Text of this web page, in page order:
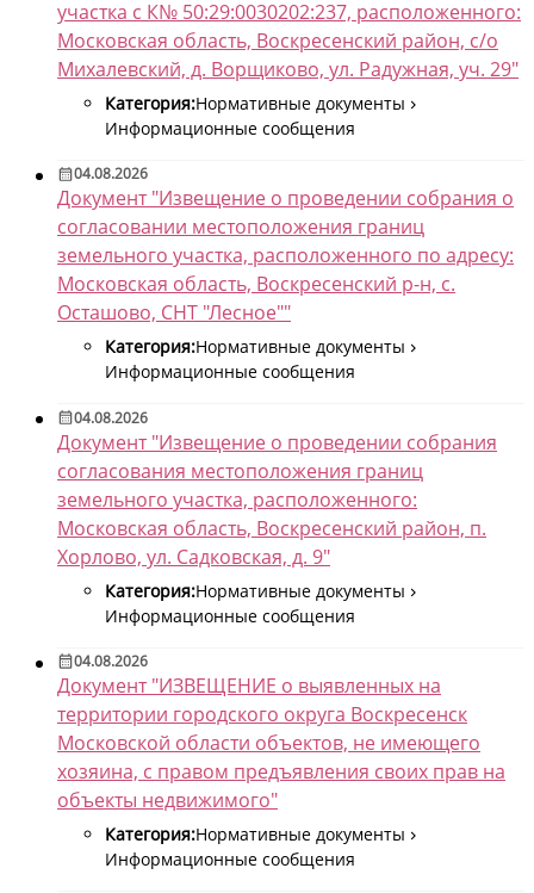
участка с К№ 50:29:0030202:237, расположенного:
Московская область, Воскресенский район, с/о
Михалевский, д. Ворщиково, ул. Радужная, уч. 29"
Категория:Нормативные документы
Информационные сообщения
04.08.2026
Документ "Извещение о проведении собрания о
согласовании местоположения границ
земельного участка, расположенного по адресу:
Московская область, Воскресенский р-н, с.
Осташово, СНТ "Лесное""
Категория:Нормативные документы
Информационные сообщения
04.08.2026
Документ "Извещение о проведении собрания
согласования местоположения границ
земельного участка, расположенного:
Московская область, Воскресенский район, п.
Хорлово, ул. Садковская, д. 9"
Категория:Нормативные документы
Информационные сообщения
04.08.2026
Документ "ИЗВЕЩЕНИЕ о выявленных на
территории городского округа Воскресенск
Московской области объектов, не имеющего
хозяина, с правом предъявления своих прав на
объекты недвижимого"
Категория:Нормативные документы
Информационные сообщения